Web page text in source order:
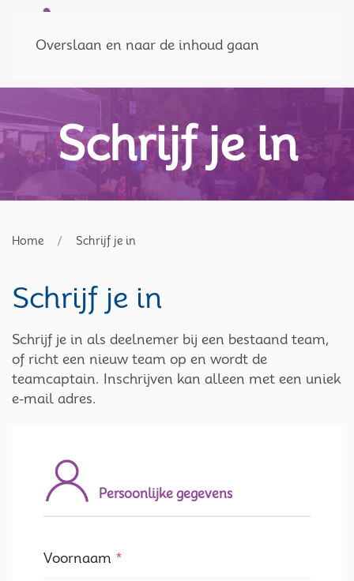
Overslaan en naar de inhoud gaan
Doneer
Schrijf je in
Home Schrijf je in
Schrijf je in
Schrijf je in als deelnemer bij een bestaand team,
of richt een nieuw team op en wordt de
teamcaptain. Inschrijven kan alleen met een uniek
e-mail adres.
Persoonlijke gegevens
Voornaam *